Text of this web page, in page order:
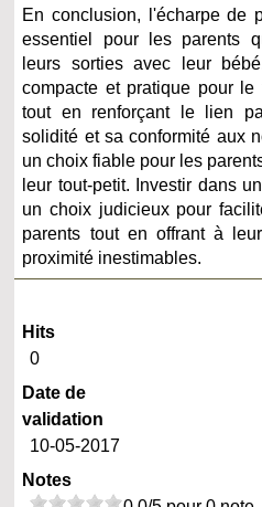
En conclusion, l'écharpe de
essentiel pour les parents
leurs sorties avec leur
compacte et pratique pour le
tout en renforçant le lien
solidité et sa conformité aux
un choix fiable pour les
leur tout-petit. Investir dans
un choix judicieux pour
parents tout en offrant à
proximité inestimables.
Hits
0
Date de
validation
10-05-2017
Notes